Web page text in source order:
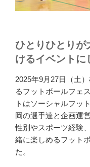
（細
合
体
育
セ
ン
タ
ー）”
の
ひとりひとりが
けるイベントに
2025年9月27日（土
るフットボールフェ
トはソーシャルフッ
岡の選手達と企画運
性別やスポーツ経験
緒に楽しめるフット
た。